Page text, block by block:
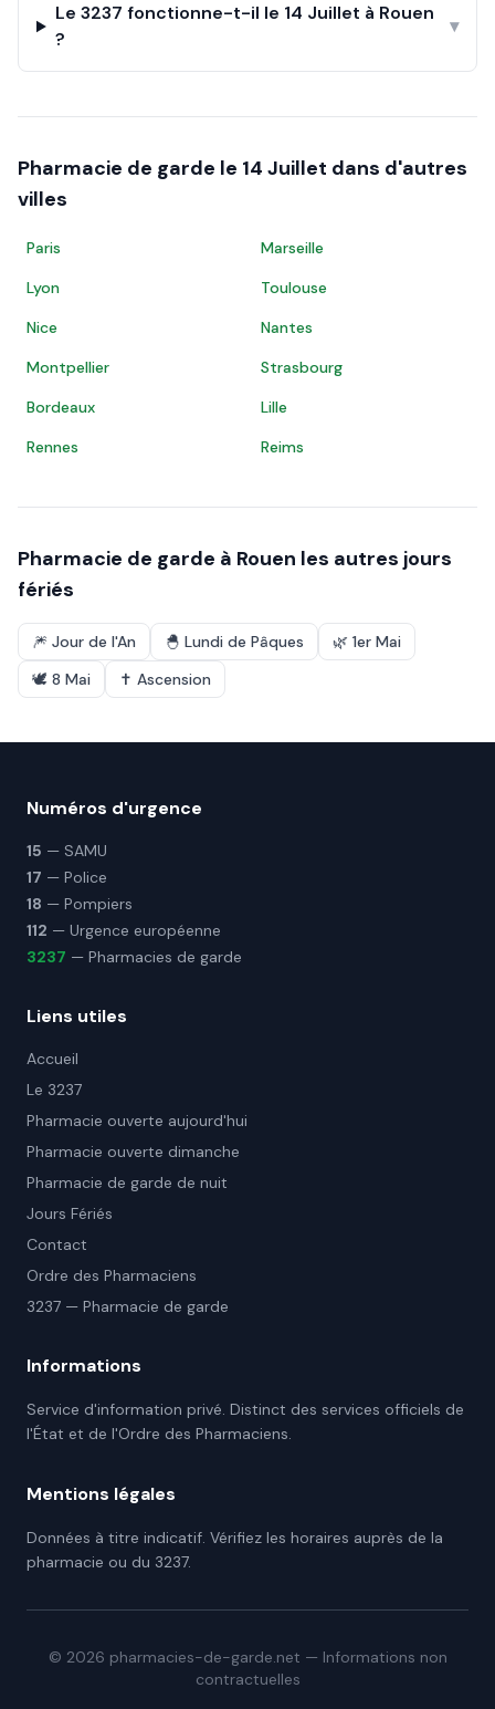
Le 3237 fonctionne-t-il le 14 Juillet à Rouen
?
▾
Pharmacie de garde le 14 Juillet dans d'autres
villes
Paris
Marseille
Lyon
Toulouse
Nice
Nantes
Montpellier
Strasbourg
Bordeaux
Lille
Rennes
Reims
Pharmacie de garde à Rouen les autres jours
fériés
🎆 Jour de l'An 🐣 Lundi de Pâques 🌿 1er Mai
🕊️ 8 Mai ✝️ Ascension
Numéros d'urgence
15 — SAMU
17 — Police
18 — Pompiers
112 — Urgence européenne
3237 — Pharmacies de garde
Liens utiles
Accueil
Le 3237
Pharmacie ouverte aujourd'hui
Pharmacie ouverte dimanche
Pharmacie de garde de nuit
Jours Fériés
Contact
Ordre des Pharmaciens
3237 — Pharmacie de garde
Informations
Service d'information privé. Distinct des services officiels de
l'État et de l'Ordre des Pharmaciens.
Mentions légales
Données à titre indicatif. Vérifiez les horaires auprès de la
pharmacie ou du 3237.
© 2026 pharmacies-de-garde.net — Informations non
contractuelles